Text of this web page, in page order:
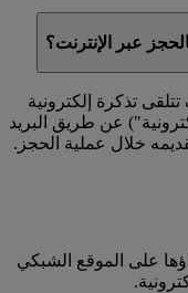
عبر الإنترنت؟
تذكرة إلكترونية
عن طريق البريد
خلال عملية الحجز.
على الموقع الشبكي